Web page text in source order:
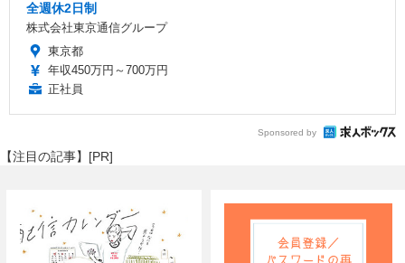
全週休2日制
株式会社東京通信グループ
東京都
年収450万円～700万円
正社員
Sponsored by
【注目の記事】[PR]